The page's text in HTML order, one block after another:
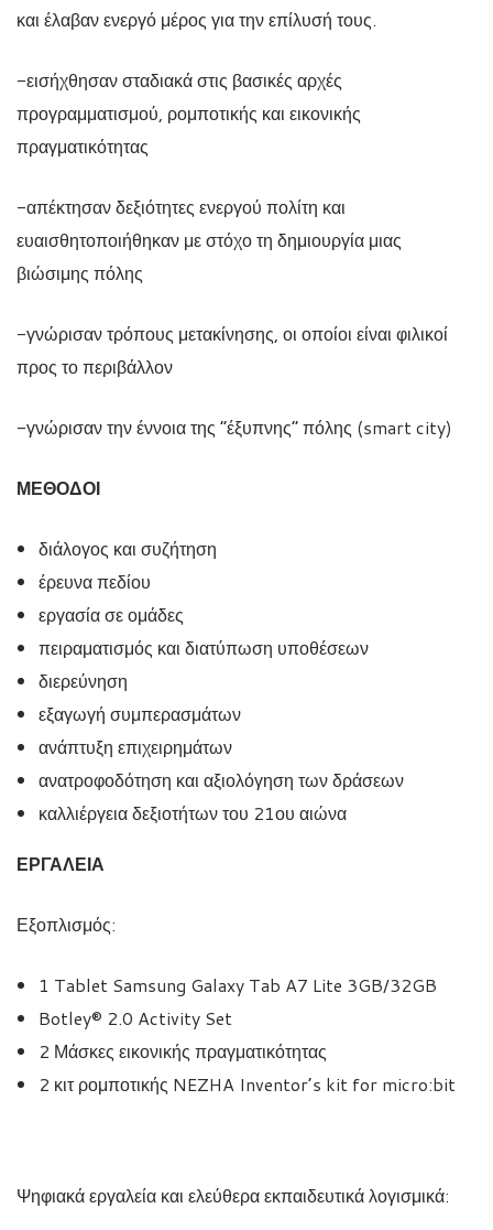
και έλαβαν ενεργό μέρος για την επίλυσή τους.
-εισήχθησαν σταδιακά στις βασικές αρχές
προγραμματισμού, ρομποτικής και εικονικής
πραγματικότητας
-απέκτησαν δεξιότητες ενεργού πολίτη και
ευαισθητοποιήθηκαν με στόχο τη δημιουργία μιας
βιώσιμης πόλης
-γνώρισαν τρόπους μετακίνησης, οι οποίοι είναι φιλικοί
προς το περιβάλλον
-γνώρισαν την έννοια της “έξυπνης” πόλης (smart city)
ΜΕΘΟΔΟΙ
διάλογος και συζήτηση
έρευνα πεδίου
εργασία σε ομάδες
πειραματισμός και διατύπωση υποθέσεων
διερεύνηση
εξαγωγή συμπερασμάτων
ανάπτυξη επιχειρημάτων
ανατροφοδότηση και αξιολόγηση των δράσεων
καλλιέργεια δεξιοτήτων του 21ου αιώνα
ΕΡΓΑΛΕΙΑ
Εξοπλισμός:
1 Tablet Samsung Galaxy Tab A7 Lite 3GB/32GB
Botley® 2.0 Activity Set
2 Μάσκες εικονικής πραγματικότητας
2 κιτ ρομποτικής NEZHA Inventor’s kit for micro:bit
Ψηφιακά εργαλεία και ελεύθερα εκπαιδευτικά λογισμικά: